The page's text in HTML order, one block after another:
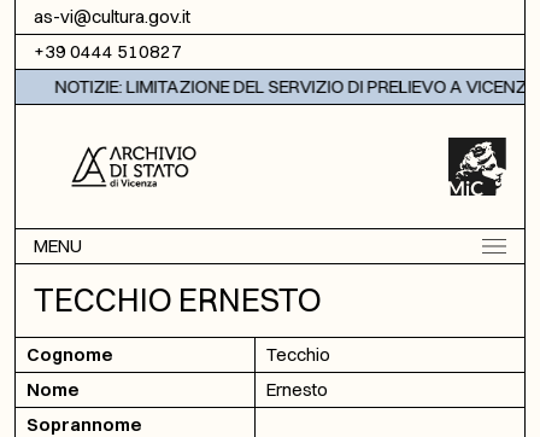
Vai al contenuto
as-vi@cultura.gov.it
+39 0444 510827
NOTIZIE: LIMITAZIONE DEL SERVIZIO DI PRELIEVO A VICENZA
MENU
TECCHIO ERNESTO
Cognome
Tecchio
Nome
Ernesto
Soprannome